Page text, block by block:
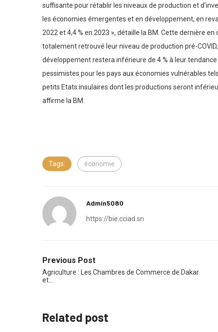
suffisante pour rétablir les niveaux de production et
les économies émergentes et en développement, en
2022 et 4,4 % en 2023 », détaille la BM. Cette dernière
totalement retrouvé leur niveau de production pré-
développement restera inférieure de 4 % à leur
pessimistes pour les pays aux économies vulnérables
petits Etats insulaires dont les productions seront
affirme la BM.
Tags: économie
Admin5080
https://bie.cciad.sn
Previous Post
Agriculture : Les Chambres de Commerce de Dakar
et…
Related post